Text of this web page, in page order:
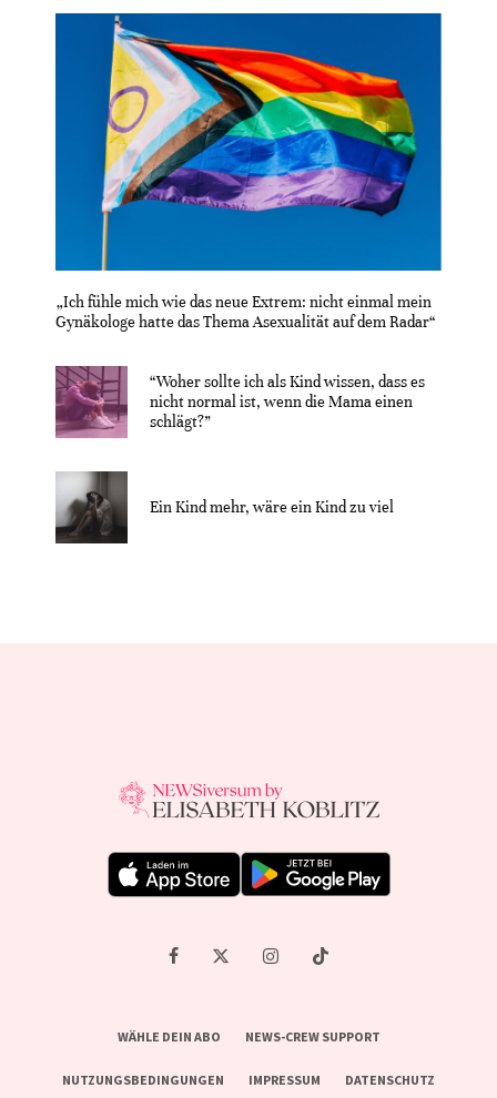
„Ich fühle mich wie das neue Extrem: nicht einmal mein
Gynäkologe hatte das Thema Asexualität auf dem Radar“
“Woher sollte ich als Kind wissen, dass es
nicht normal ist, wenn die Mama einen
schlägt?”
Ein Kind mehr, wäre ein Kind zu viel
WÄHLE DEIN ABO NEWS-CREW SUPPORT
NUTZUNGSBEDINGUNGEN IMPRESSUM DATENSCHUTZ